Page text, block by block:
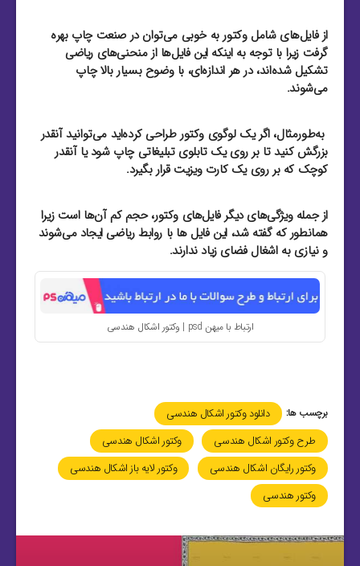
از فایل‌‌های شامل وکتور به خوبی می‌توان در صنعت چاپ بهره
گرفت زیرا با توجه به اینکه این فایل‌‌ها از منحنی‌های ریاضی
تشکیل شده‌اند، در هر اندازه‌ای، با وضوح بسیار بالا چاپ
می‌شوند.
به‌طور‌مثال، اگر یک لوگوی وکتور طراحی کرده‌اید می‌توانید آنقدر
بزرگش کنید تا بر روی یک تابلوی تبلیغاتی چاپ شود یا آنقدر
کوچک که بر روی یک کارت ویزیت قرار بگیرد.
از جمله ویژگی‌های دیگر فایل‌های وکتور، حجم کم آن‌ها است زیرا
همانطور که گفته شد، این فایل‌ ها با روابط ریاضی ایجاد می‌شوند
و نیازی به اشغال فضای زیاد ندارند.
ارتباط با میهن psd | وکتور اشکال هندسی
برچسب ها:
دانلود وکتور اشکال هندسی
طرح وکتور اشکال هندسی
وکتور اشکال هندسی
وکتور رایگان اشکال هندسی
وکتور لایه باز اشکال هندسی
وکتور هندسی